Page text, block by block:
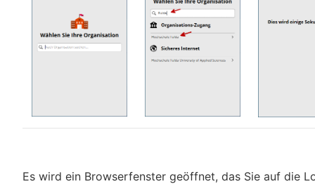
Es wird ein Browserfenster geöffnet, das Sie auf die